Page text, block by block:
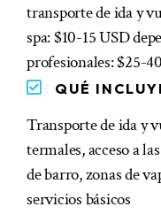
transporte de ida y
spa: $10-15 USD
profesionales: $25-
QUÉ
Transporte de ida y
termales, acceso a
de barro, zonas de
servicios básicos